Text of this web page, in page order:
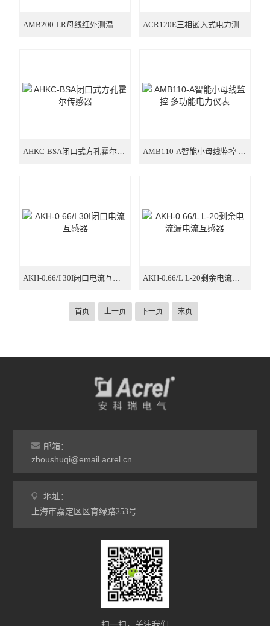
AMB200-LR母线红外测温监控装置 ACR120E三相嵌入式电力测控仪表
AHKC-BSA闭口式方孔霍尔传感器 AMB110-A智能小母线监控 多功能电力仪表
AKH-0.66/I 30I闭口电流互感器 AKH-0.66/L L-20剩余电流漏电流互感器
首页 上一页 下一页 末页
邮箱：
zhoushuqi@email.acrel.cn
地址：
上海市嘉定区区育绿路253号